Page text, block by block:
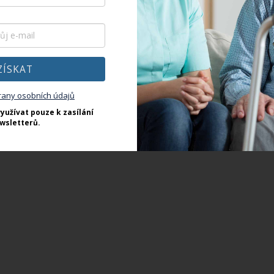
brašna s držákem hůlky
5 141 Kč
Do košíku
pravidelně využíváte služby
skútru a nevíte si rady,
potřebné věci, tato
s držákem je perfektní řešení.
Držák na kyslíkovou
730 Kč
Do košíku
Praktický držák na
zajistí komfortní jízdu pro lidi,
jinak neměli možnost lahev
osobních údajů
pouze k zasílání